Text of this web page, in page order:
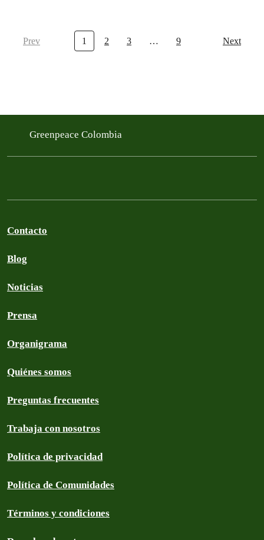
Prev 1 2 3 … 9 Next
Greenpeace Colombia
Contacto
Blog
Noticias
Prensa
Organigrama
Quiénes somos
Preguntas frecuentes
Trabaja con nosotros
Política de privacidad
Política de Comunidades
Términos y condiciones